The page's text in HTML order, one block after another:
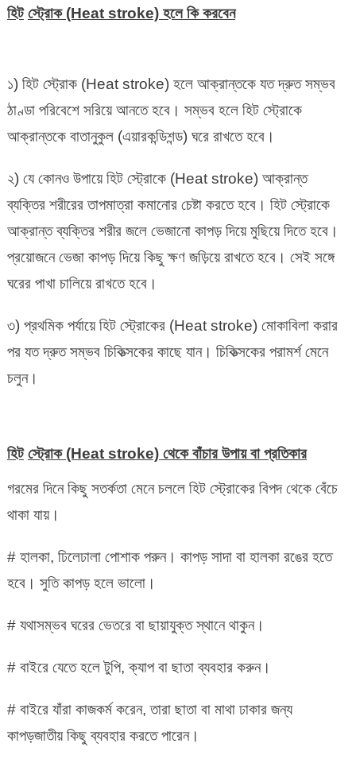
হিট স্ট্রোক (Heat stroke) হলে কি করবেন
১) হিট স্ট্রোক (Heat stroke) হলে আক্রান্তকে যত দ্রুত সম্ভব
ঠাণ্ডা পরিবেশে সরিয়ে আনতে হবে। সম্ভব হলে হিট স্ট্রোকে
আক্রান্তকে বাতানুকুল (এয়ারকন্ডিশন্ড) ঘরে রাখতে হবে।
২) যে কোনও উপায়ে হিট স্ট্রোকে (Heat stroke) আক্রান্ত
ব্যক্তির শরীরের তাপমাত্রা কমানোর চেষ্টা করতে হবে। হিট স্ট্রোকে
আক্রান্ত ব্যক্তির শরীর জলে ভেজানো কাপড় দিয়ে মুছিয়ে দিতে হবে।
প্রয়োজনে ভেজা কাপড় দিয়ে কিছু ক্ষণ জড়িয়ে রাখতে হবে। সেই সঙ্গে
ঘরের পাখা চালিয়ে রাখতে হবে।
৩) প্রথমিক পর্যায়ে হিট স্ট্রোকের (Heat stroke) মোকাবিলা করার
পর যত দ্রুত সম্ভব চিকিত্সকের কাছে যান। চিকিত্সকের পরামর্শ মেনে
চলুন।
হিট স্ট্রোক(Heat stroke) থেকে বাঁচার উপায় বাপ্রতিকার
গরমের দিনে কিছু সতর্কতা মেনে চললে হিট স্ট্রোকের বিপদ থেকে বেঁচে
থাকা যায়।
# হালকা, ঢিলেঢালা পোশাক পরুন। কাপড় সাদা বা হালকা রঙের হতে
হবে। সুতি কাপড় হলে ভালো।
# যথাসম্ভব ঘরের ভেতরে বা ছায়াযুক্ত স্থানে থাকুন।
# বাইরে যেতে হলে টুপি, ক্যাপ বা ছাতা ব্যবহার করুন।
# বাইরে যাঁরা কাজকর্ম করেন, তারা ছাতা বা মাথা ঢাকার জন্য
কাপড়জাতীয় কিছু ব্যবহার করতে পারেন।